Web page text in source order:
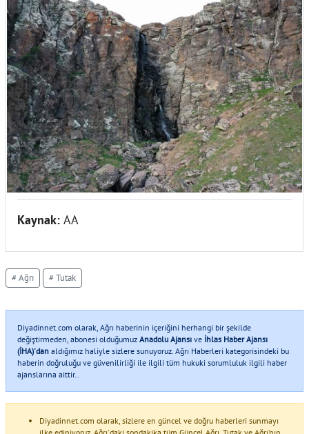
Kaynak: AA
# Ağrı # Tutak
Diyadinnet.com olarak, Ağrı haberinin içeriğini herhangi bir şekilde
değiştirmeden, abonesi olduğumuz Anadolu Ajansı ve İhlas Haber Ajansı
(İHA)'dan aldığımız haliyle sizlere sunuyoruz. Ağrı Haberleri kategorisindeki bu
haberin doğruluğu ve güvenilirliği ile ilgili tüm hukuki sorumluluk ilgili haber
ajanslarına aittir..
Diyadinnet.com olarak, sizlere en güncel ve doğru haberleri sunmayı